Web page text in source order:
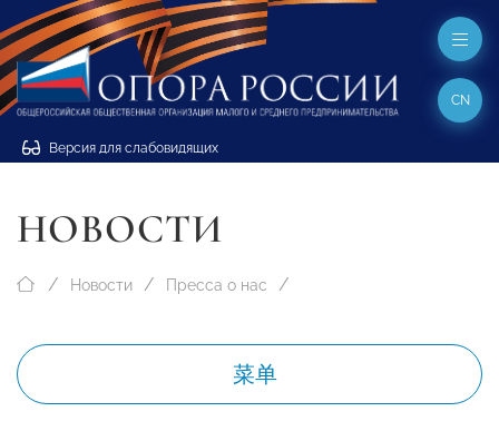
Версия для слабовидящих
CN
НОВОСТИ
Новости Пресса о нас
菜单